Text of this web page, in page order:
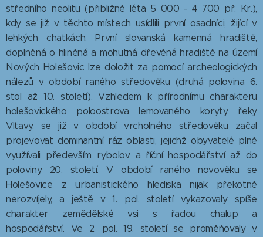
středního neolitu (přibližně léta 5 000 - 4 700 př. Kr.),
kdy se již v těchto místech usídlili první osadníci, žijící v
lehkých chatkách. První slovanská kamenná hradiště,
doplněná o hliněná a mohutná dřevěná hradiště na území
Nových Holešovic lze doložit za pomocí archeologických
nálezů v období raného středověku (druhá polovina 6.
stol až 10. století). Vzhledem k přírodnímu charakteru
holešovického poloostrova lemovaného koryty řeky
Vltavy, se již v období vrcholného středověku začal
projevovat dominantní ráz oblasti, jejichž obyvatelé plně
využívali především rybolov a říční hospodářství až do
poloviny 20. století. V období raného novověku se
Holešovice z urbanistického hlediska nijak překotně
nerozvíjely, a ještě v 1. pol. století vykazovaly spíše
charakter zemědělské vsi s řadou chalup a
hospodářství. Ve 2. pol. 19. století se proměňovaly v